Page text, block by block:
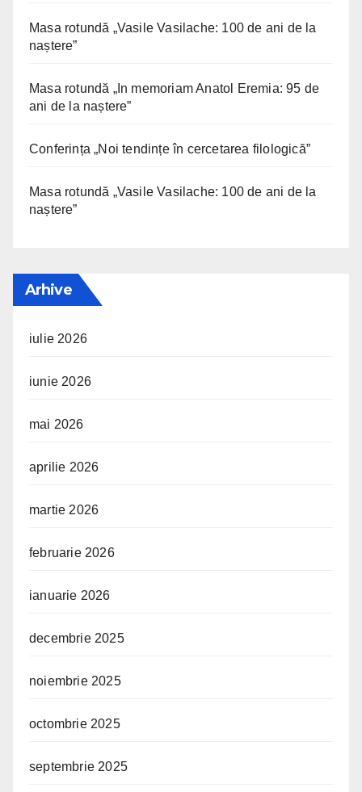
Masa rotundă „Vasile Vasilache: 100 de ani de la
naștere”
Masa rotundă „In memoriam Anatol Eremia: 95 de
ani de la naștere”
Conferința „Noi tendințe în cercetarea filologică”
Masa rotundă „Vasile Vasilache: 100 de ani de la
naștere”
Arhive
iulie 2026
iunie 2026
mai 2026
aprilie 2026
martie 2026
februarie 2026
ianuarie 2026
decembrie 2025
noiembrie 2025
octombrie 2025
septembrie 2025